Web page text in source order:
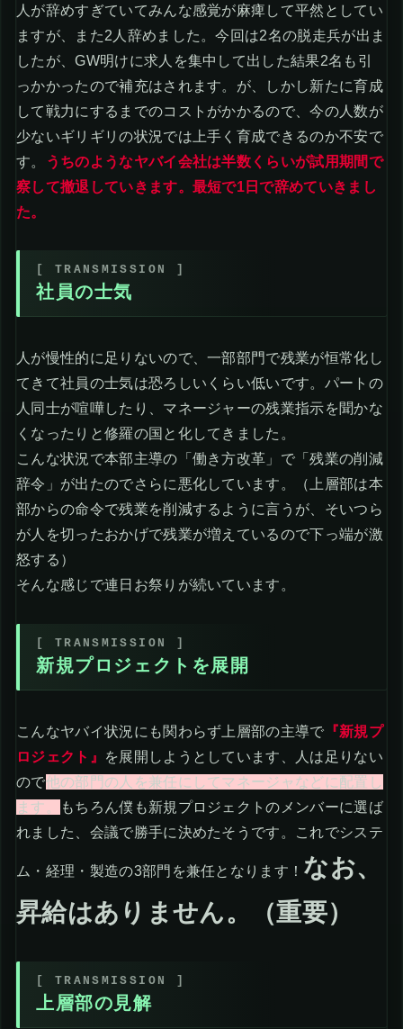
人が辞めすぎていてみんな感覚が麻痺して平然としてい
ますが、また2人辞めました。今回は2名の脱走兵が出ま
したが、GW明けに求人を集中して出した結果2名も引
っかかったので補充はされます。が、しかし新たに育成
して戦力にするまでのコストがかかるので、今の人数が
少ないギリギリの状況では上手く育成できるのか不安で
す。
うちのようなヤバイ会社は半数くらいが試用期間で
察して撤退していきます。最短で1日で辞めていきまし
た。
社員の士気
人が慢性的に足りないので、一部部門で残業が恒常化し
てきて社員の士気は恐ろしいくらい低いです。パートの
人同士が喧嘩したり、マネージャーの残業指示を聞かな
くなったりと修羅の国と化してきました。
こんな状況で本部主導の「働き方改革」で「残業の削減
辞令」が出たのでさらに悪化しています。（上層部は本
部からの命令で残業を削減するように言うが、そいつら
が人を切ったおかげで残業が増えているので下っ端が激
怒する）
そんな感じで連日お祭りが続いています。
新規プロジェクトを展開
こんなヤバイ状況にも関わらず上層部の主導で 『新規プ
ロジェクト』
を展開しようとしています、人は足りない
ので他の部門の人を兼任にしてマネージャなどに配置し
ます。
もちろん僕も新規プロジェクトのメンバーに選ば
れました、会議で勝手に決めたそうです。これでシステ
ム・経理・製造の3部門を兼任となります！ なお、
昇給はありません。（重要）
上層部の見解